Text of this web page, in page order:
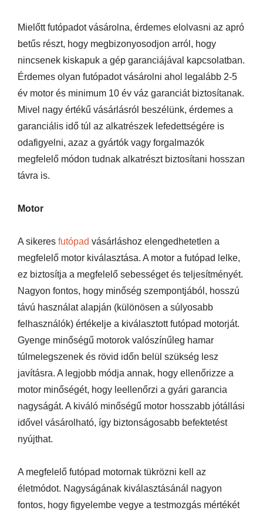
Mielőtt futópadot vásárolna, érdemes elolvasni az apró
betűs részt, hogy megbizonyosodjon arról, hogy
nincsenek kiskapuk a gép garanciájával kapcsolatban.
Érdemes olyan futópadot vásárolni ahol legalább 2-5
év motor és minimum 10 év váz garanciát biztosítanak.
Mivel nagy értékű vásárlásról beszélünk, érdemes a
garanciális idő túl az alkatrészek lefedettségére is
odafigyelni, azaz a gyártók vagy forgalmazók
megfelelő módon tudnak alkatrészt biztosítani hosszan
távra is.
Motor
A sikeres futópad vásárláshoz elengedhetetlen a
megfelelő motor kiválasztása. A motor a futópad lelke,
ez biztosítja a megfelelő sebességet és teljesítményét.
Nagyon fontos, hogy minőség szempontjából, hosszú
távú használat alapján (különösen a súlyosabb
felhasználók) értékelje a kiválasztott futópad motorját.
Gyenge minőségű motorok valószínűleg hamar
túlmelegszenek és rövid időn belül szükség lesz
javításra. A legjobb módja annak, hogy ellenőrizze a
motor minőségét, hogy leellenőrzi a gyári garancia
nagyságát. A kiváló minőségű motor hosszabb jótállási
idővel vásárolható, így biztonságosabb befektetést
nyújthat.
A megfelelő futópad motornak tükrözni kell az
életmódot. Nagyságának kiválasztásánál nagyon
fontos, hogy figyelembe vegye a testmozgás mértékét